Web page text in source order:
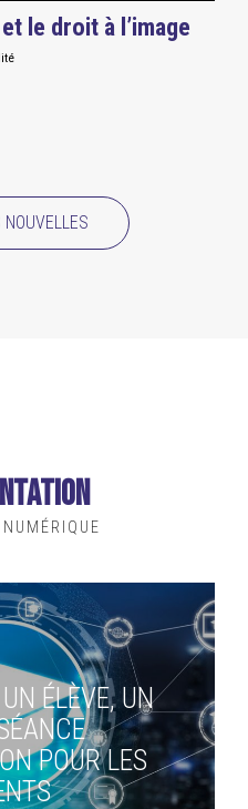
le droit à l’image
ÉLÈVE, UN
POUR LES